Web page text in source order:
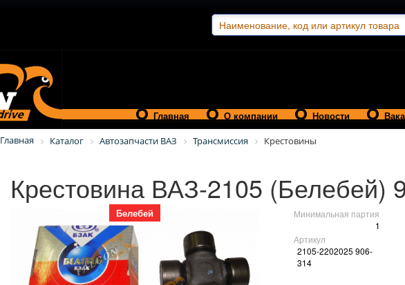
Главная О компании Новости
Главная Каталог Автозапчасти ВАЗ Трансмиссия Крестовины
Крестовина ВАЗ-2105 (Белебей)
Белебей
Минимальная партия
1
Артикул
2105-2202025 906-
314